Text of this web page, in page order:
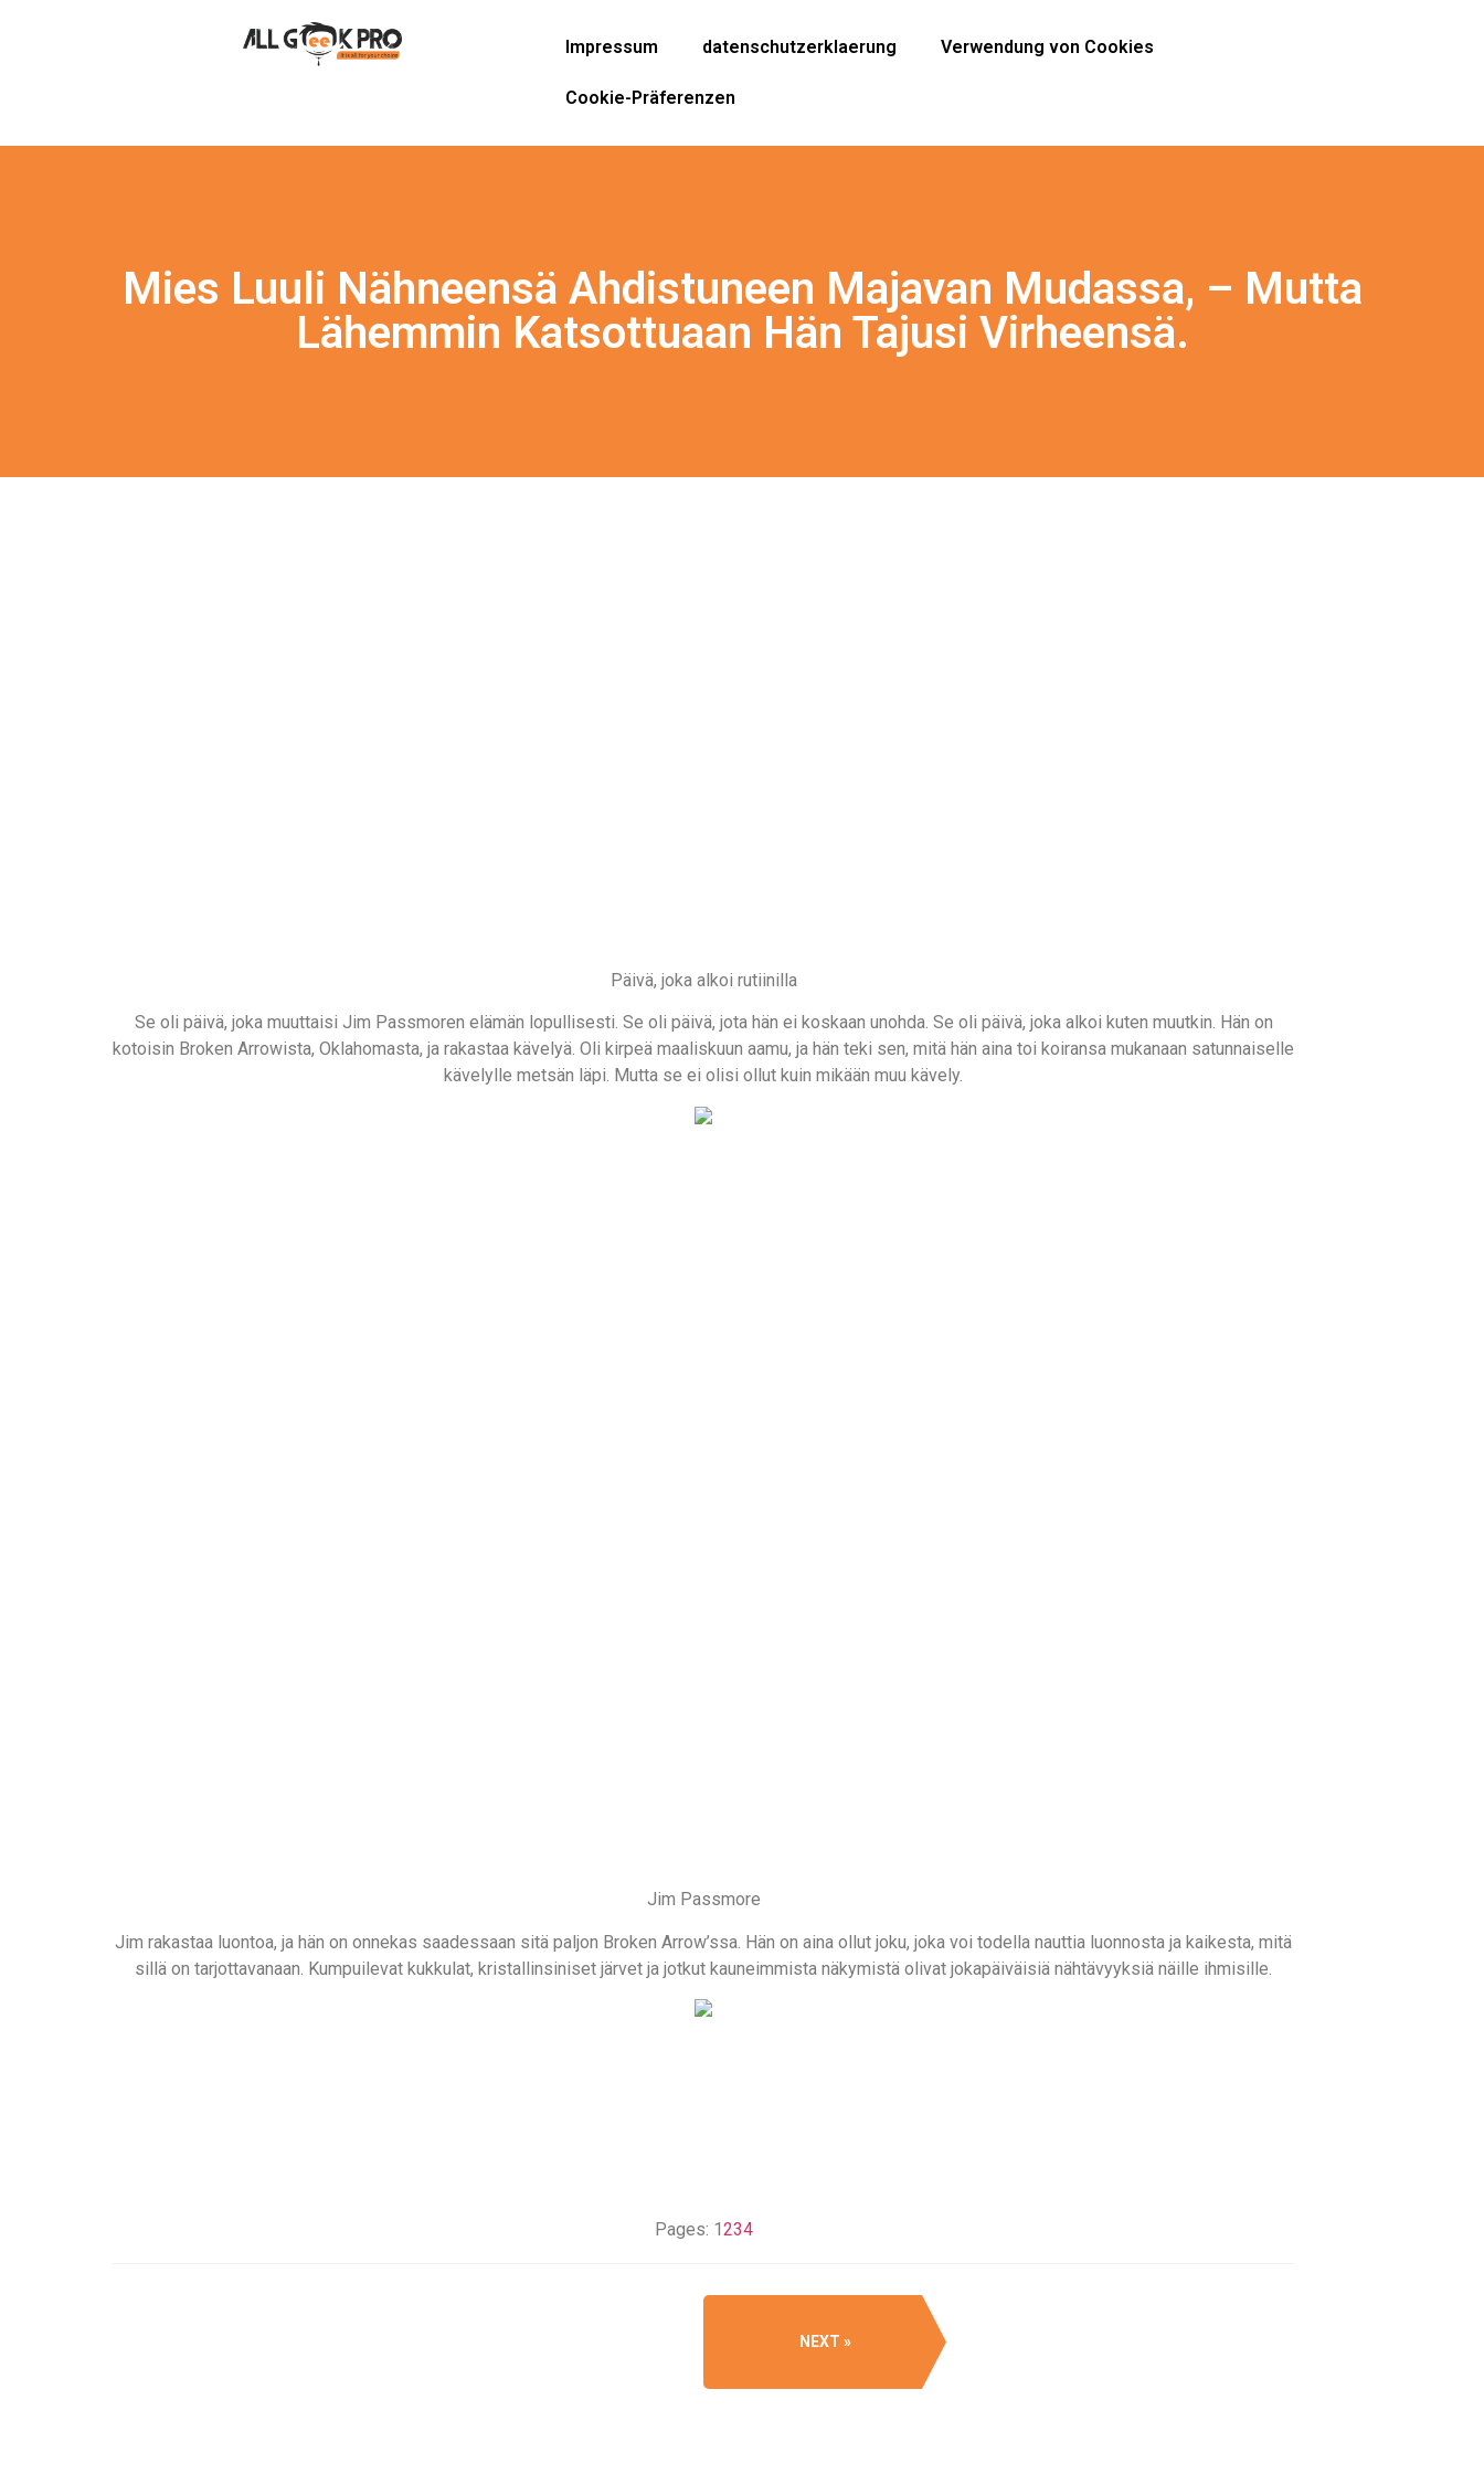
Impressum datenschutzerklaerung Verwendung von Cookies
Cookie-Präferenzen
Mies Luuli Nähneensä Ahdistuneen Majavan Mudassa, – Mutta
Lähemmin Katsottuaan Hän Tajusi Virheensä.
Päivä, joka alkoi rutiinilla
Se oli päivä, joka muuttaisi Jim Passmoren elämän lopullisesti. Se oli päivä, jota hän ei koskaan unohda. Se oli päivä, joka alkoi kuten muutkin. Hän on
kotoisin Broken Arrowista, Oklahomasta, ja rakastaa kävelyä. Oli kirpeä maaliskuun aamu, ja hän teki sen, mitä hän aina toi koiransa mukanaan satunnaiselle
kävelylle metsän läpi. Mutta se ei olisi ollut kuin mikään muu kävely.
Jim Passmore
Jim rakastaa luontoa, ja hän on onnekas saadessaan sitä paljon Broken Arrow’ssa. Hän on aina ollut joku, joka voi todella nauttia luonnosta ja kaikesta, mitä
sillä on tarjottavanaan. Kumpuilevat kukkulat, kristallinsiniset järvet ja jotkut kauneimmista näkymistä olivat jokapäiväisiä nähtävyyksiä näille ihmisille.
Pages: 1234
NEXT